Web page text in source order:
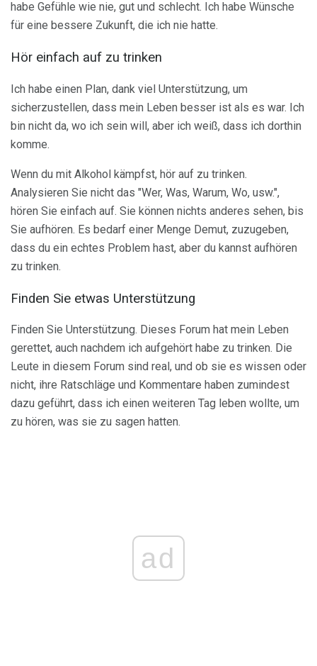
habe Gefühle wie nie, gut und schlecht. Ich habe Wünsche
für eine bessere Zukunft, die ich nie hatte.
Hör einfach auf zu trinken
Ich habe einen Plan, dank viel Unterstützung, um
sicherzustellen, dass mein Leben besser ist als es war. Ich
bin nicht da, wo ich sein will, aber ich weiß, dass ich dorthin
komme.
Wenn du mit Alkohol kämpfst, hör auf zu trinken.
Analysieren Sie nicht das "Wer, Was, Warum, Wo, usw.",
hören Sie einfach auf. Sie können nichts anderes sehen, bis
Sie aufhören. Es bedarf einer Menge Demut, zuzugeben,
dass du ein echtes Problem hast, aber du kannst aufhören
zu trinken.
Finden Sie etwas Unterstützung
Finden Sie Unterstützung. Dieses Forum hat mein Leben
gerettet, auch nachdem ich aufgehört habe zu trinken. Die
Leute in diesem Forum sind real, und ob sie es wissen oder
nicht, ihre Ratschläge und Kommentare haben zumindest
dazu geführt, dass ich einen weiteren Tag leben wollte, um
zu hören, was sie zu sagen hatten.
ad